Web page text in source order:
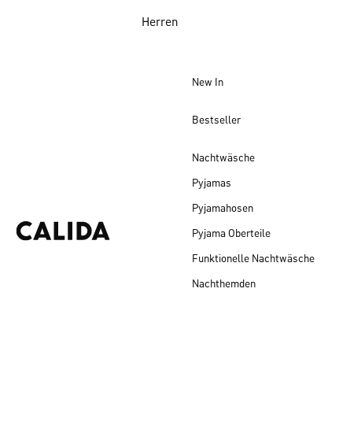
Herren
New In
Bestseller
Nachtwäsche
Pyjamas
Pyjamahosen
Pyjama Oberteile
Funktionelle Nachtwäsche
Nachthemden